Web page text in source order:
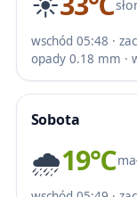
wschód 05:48 ·
opady 0.18 mm ·
Sobota
🌧️19℃